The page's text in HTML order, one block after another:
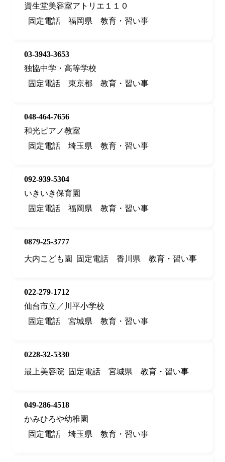
資生堂美容室アトリエ１１０
固定電話
福岡県 教育・習い事
03-3943-3653
独協中学・高等学校
固定電話
東京都 教育・習い事
048-464-7656
和光ピアノ教室
固定電話
埼玉県 教育・習い事
092-939-5304
いきいき保育園
固定電話
福岡県 教育・習い事
0879-25-3777
大内こども園
固定電話 香川県 教育・習い事
022-279-1712
仙台市立／川平小学校
固定電話
宮城県 教育・習い事
0228-32-5330
最上美容院
固定電話 宮城県 教育・習い事
049-286-4518
かみひろや幼稚園
固定電話
埼玉県 教育・習い事